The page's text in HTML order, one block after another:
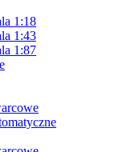
1:18
1:43
1:87